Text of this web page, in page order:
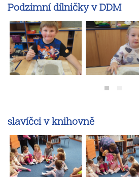
Podzimní dílničky v DDM
slavíčci v knihovně